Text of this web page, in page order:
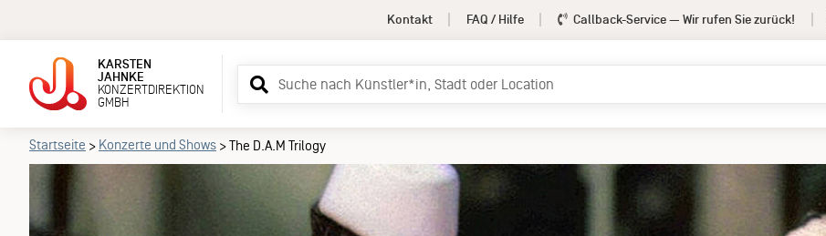
Kontakt FAQ / Hilfe Callback-Service — Wir rufen Sie zurück!
KARSTEN
JAHNKE
KONZERTDIREKTION
GMBH
Suchbegriff
eingeben
Startseite > Konzerte und Shows >The D.A.M Trilogy